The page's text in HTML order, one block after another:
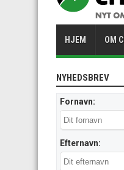
HJEM OM
NYHEDSBREV
Fornavn:
Efternavn: